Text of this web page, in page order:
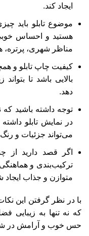
ایجاد کند.
موضوع تابلو باید
هستید و احساس
مناظر شهری، پرتره،
کیفیت چاپ تابلو و
بالایی باشد تا
دهد.
توجه داشته باشید که
در نمایش تابلو
می‌تواند جزئیات و
اگر قصد دارید از
ترکیب‌بندی و
متوازن و جذاب ایجاد
با در نظر گرفتن این
که نه تنها به زیبایی
حس خوب و آرامش در